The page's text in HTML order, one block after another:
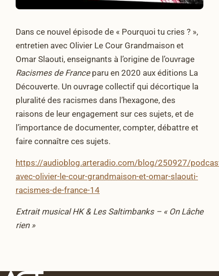
Dans ce nouvel épisode de « Pourquoi tu cries ? »,
entretien avec Olivier Le Cour Grandmaison et
Omar Slaouti, enseignants à l’origine de l’ouvrage
Racismes de Franceparu en 2020 aux éditions La
Découverte. Un ouvrage collectif qui décortique la
pluralité des racismes dans l’hexagone, des
raisons de leur engagement sur ces sujets, et de
l’importance de documenter, compter, débattre et
faire connaître ces sujets.
https://audioblog.arteradio.com/blog/250927/
avec-olivier-le-cour-grandmaison-et-omar-slaouti-
racismes-de-france-14
Extrait musical HK & Les Saltimbanks – « On Lâche
rien »